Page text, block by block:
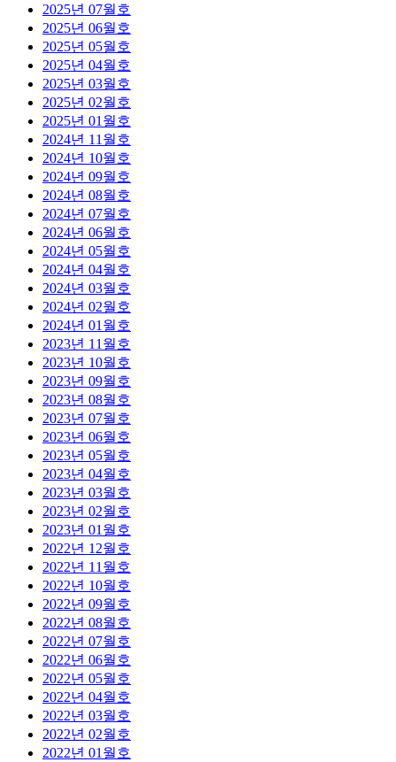
2025년 07월호
2025년 06월호
2025년 05월호
2025년 04월호
2025년 03월호
2025년 02월호
2025년 01월호
2024년 11월호
2024년 10월호
2024년 09월호
2024년 08월호
2024년 07월호
2024년 06월호
2024년 05월호
2024년 04월호
2024년 03월호
2024년 02월호
2024년 01월호
2023년 11월호
2023년 10월호
2023년 09월호
2023년 08월호
2023년 07월호
2023년 06월호
2023년 05월호
2023년 04월호
2023년 03월호
2023년 02월호
2023년 01월호
2022년 12월호
2022년 11월호
2022년 10월호
2022년 09월호
2022년 08월호
2022년 07월호
2022년 06월호
2022년 05월호
2022년 04월호
2022년 03월호
2022년 02월호
2022년 01월호